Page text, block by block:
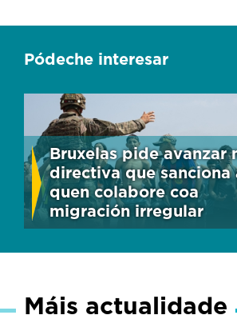
Pódeche interesar
Bruxelas pide avanzar
directiva que sanciona
quen colabore coa
migración irregular
Máis actualidade